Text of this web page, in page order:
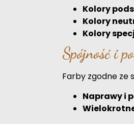
Kolory
Kolory
Kolory
Spójność i
Farby zgodne ze
Naprawy i